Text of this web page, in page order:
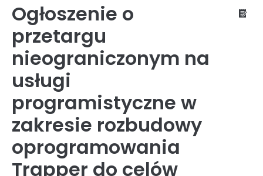
O Instytucie
Status prawny
Dyrekcja
Ogłoszenie o
przetargu
nieograniczonym na
usługi
programistyczne w
zakresie rozbudowy
oprogramowania
Trapper do celów